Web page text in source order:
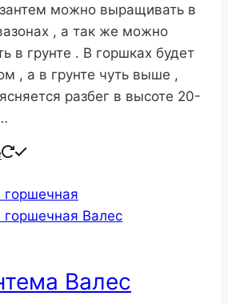
можно выращивать в
, а так же можно
в грунте . В горшках будет
, а в грунте чуть выше ,
разбег в высоте 20-
Валес